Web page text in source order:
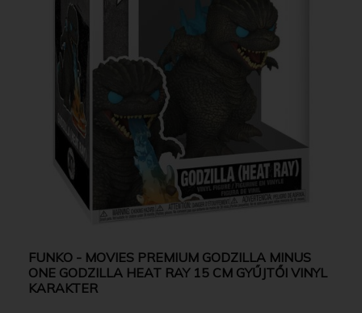
FUNKO - MOVIES PREMIUM GODZILLA MINUS
ONE GODZILLA HEAT RAY 15 CM GYŰJTŐI VINYL
KARAKTER